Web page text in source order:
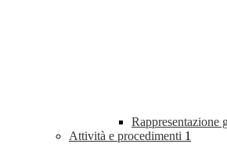
Rappresentazione
Attività e procedimenti 1